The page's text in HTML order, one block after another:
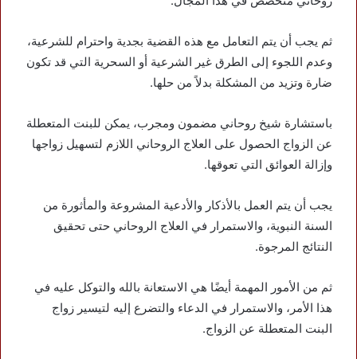
ثم يجب أن يتم التعامل مع هذه القضية بجدية واحترام للشرعية،
وعدم اللجوء إلى الطرق غير الشرعية أو السحرية التي قد تكون
ضارة وتزيد من المشكلة بدلاً من حلها.
باستشارة شيخ روحاني مضمون ومجرب، يمكن للبنت المتعطلة
عن الزواج الحصول على العلاج الروحاني اللازم لتسهيل زواجها
وإزالة العوائق التي تعوقها.
يجب أن يتم العمل بالأذكار والأدعية المشروعة والمأثورة من
السنة النبوية، والاستمرار في العلاج الروحاني حتى تحقيق
النتائج المرجوة.
ثم من الأمور المهمة أيضًا هي الاستعانة بالله والتوكل عليه في
هذا الأمر، والاستمرار في الدعاء والتضرع إليه لتيسير زواج
البنت المتعطلة عن الزواج.